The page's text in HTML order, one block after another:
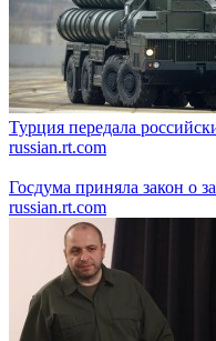
Турция передала
russian.rt.com
Госдума приняла закон о
russian.rt.com